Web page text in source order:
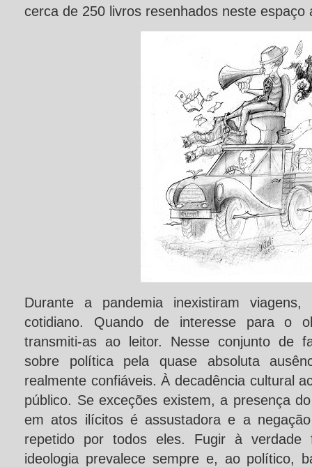
cerca de 250 livros resenhados neste espaço
Durante a pandemia inexistiram
cotidiano. Quando de interesse para o
transmiti-as ao leitor. Nesse conjunto de
sobre política pela quase absoluta
realmente confiáveis. À decadência cultural
público. Se exceções existem, a presença
em atos ilícitos é assustadora e a
repetido por todos eles. Fugir à
ideologia prevalece sempre e, ao político,